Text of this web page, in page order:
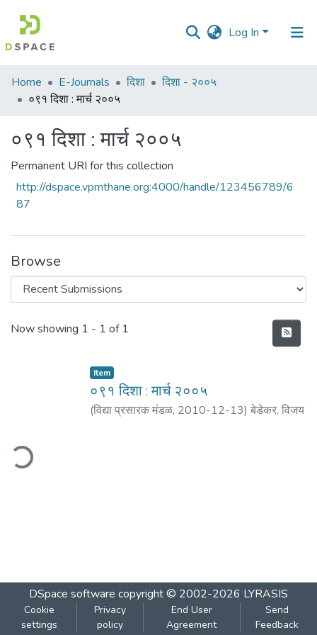
Log In
Communities
&
All of DSpace
Statistics
Home E-Journals दिशा
दिशा - २००५
०९१ दिशा : मार्च २००५
०९१ दिशा : मार्च २००५
Permanent URI for this collection
http://dspace.vpmthane.org:4000/handle/123456789/6
87
Browse
Recent Submissions
Now showing 1 - 1 of 1
Item
०९१ दिशा : मार्च २००५
(विद्या प्रसारक मंडळ, 2010-12-13) बेडेकर, विजय
DSpace software copyright © 2002-2026 LYRASIS
Cookie
settings
Privacy
policy
End User
Agreement
Send
Feedback